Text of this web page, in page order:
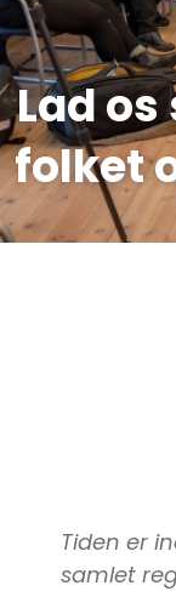
Lad
folket
Tiden er
samlet